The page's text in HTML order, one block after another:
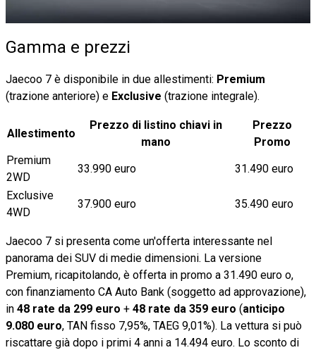
Gamma e prezzi
Jaecoo 7 è disponibile in due allestimenti: Premium
(trazione anteriore) e Exclusive (trazione integrale).
Allestimento
Prezzo di listino chiavi in
mano
Prezzo
Promo
Premium
2WD
33.990 euro
31.490 euro
Exclusive
4WD
37.900 euro 35.490 euro
Jaecoo 7 si presenta come un'offerta interessante nel
panorama dei SUV di medie dimensioni. La versione
Premium, ricapitolando, è offerta in promo a 31.490 euro o,
con finanziamento CA Auto Bank (soggetto ad approvazione),
in 48 rate da 299 euro + 48 rate da 359 euro (anticipo
9.080 euro, TAN fisso 7,95%, TAEG 9,01%). La vettura si può
riscattare già dopo i primi 4 anni a 14.494 euro. Lo sconto di